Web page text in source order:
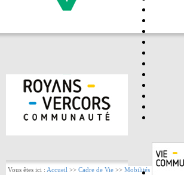
Vous êtes ici : Accueil >> Cadre de Vie>> Mobilités / Se déplacer